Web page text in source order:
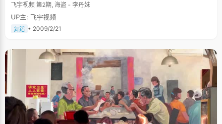
飞宇视频 第2期, 海盗 - 李丹妹
UP主: 飞宇视频
舞蹈 • 2009/2/21